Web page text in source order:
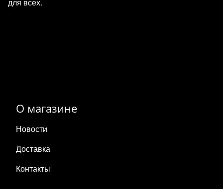
О магазине
Новости
Доставка
Контакты